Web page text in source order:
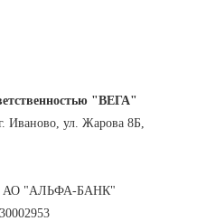
"ВЕГА"
Иваново, ул. Жарова 8Б,
АО "АЛЬФА-БАНК"